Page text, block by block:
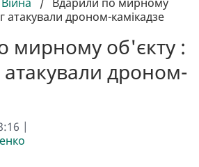
Війна / Вдарили по мирному
атакували дроном-камікадзе
мирному об'єкту :
атакували дроном-
|